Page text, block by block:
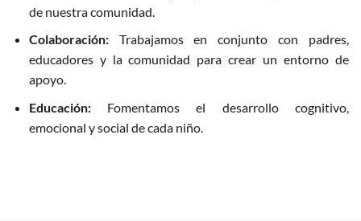
de nuestra comunidad.
Colaboración:Trabajamos en conjunto con padres,
educadores y la comunidad para crear un entorno de
apoyo.
Educación:Fomentamos el desarrollo cognitivo,
emocional y social de cada niño.